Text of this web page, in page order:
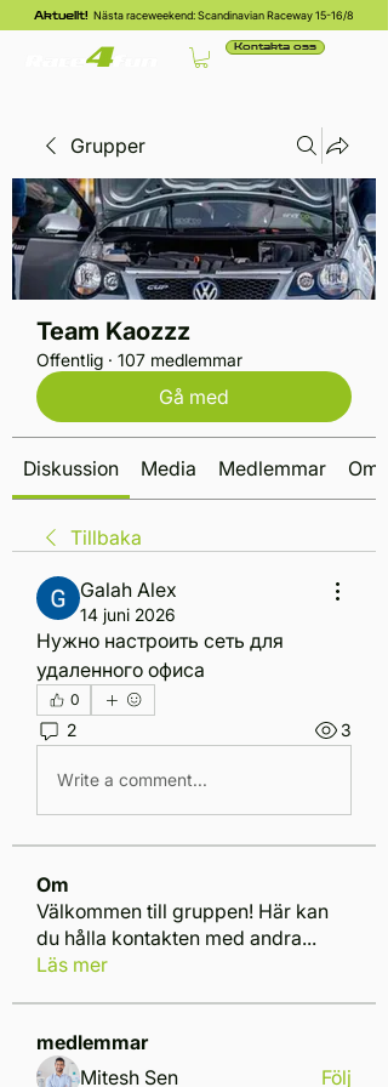
Aktuellt! Nästa raceweekend: Scandinavian Raceway 15-16/8
Kontakta oss
Grupper
Team Kaozzz
Offentlig · 107 medlemmar
Gå med
Diskussion Media Medlemmar Om
Tillbaka
Galah Alex
14 juni 2026
Нужно настроить сеть для
удаленного офиса
0
2 3
Write a comment...
Om
Välkommen till gruppen! Här kan
du hålla kontakten med andra...
Läs mer
medlemmar
Mitesh Sen
Följ